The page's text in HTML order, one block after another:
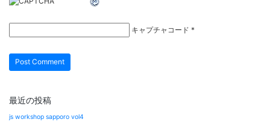
キャプチャコード *
最近の投稿
js workshop sapporo vol4